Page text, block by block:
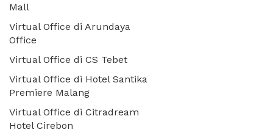
Mall
Virtual Office di Arundaya
Office
Virtual Office di CS Tebet
Virtual Office di Hotel Santika
Premiere Malang
Virtual Office di Citradream
Hotel Cirebon